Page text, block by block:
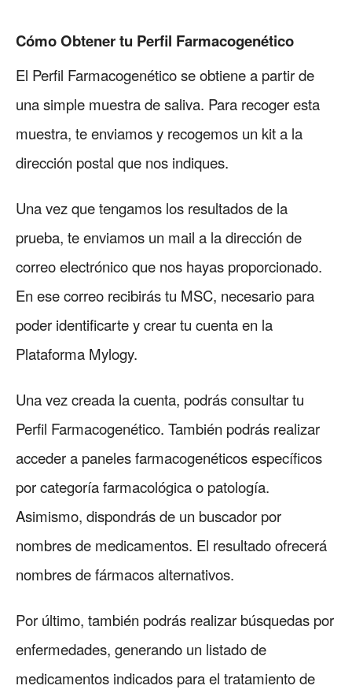
Cómo Obtener tu Perfil Farmacogenético
El Perfil Farmacogenético se obtiene a partir de
una simple muestra de saliva. Para recoger esta
muestra, te enviamos y recogemos un kit a la
dirección postal que nos indiques.
Una vez que tengamos los resultados de la
prueba, te enviamos un mail a la dirección de
correo electrónico que nos hayas proporcionado.
En ese correo recibirás tu MSC, necesario para
poder identificarte y crear tu cuenta en la
Plataforma Mylogy.
Una vez creada la cuenta, podrás consultar tu
Perfil Farmacogenético. También podrás realizar
acceder a paneles farmacogenéticos específicos
por categoría farmacológica o patología.
Asimismo, dispondrás de un buscador por
nombres de medicamentos. El resultado ofrecerá
nombres de fármacos alternativos.
Por último, también podrás realizar búsquedas por
enfermedades, generando un listado de
medicamentos indicados para el tratamiento de